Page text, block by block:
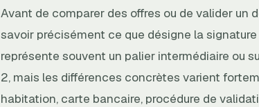
Avant de comparer des offres ou de valider un
savoir précisément ce que désigne la
représente souvent un palier intermédiaire ou
2, mais les différences concrètes varient
habitation, carte bancaire, procédure de